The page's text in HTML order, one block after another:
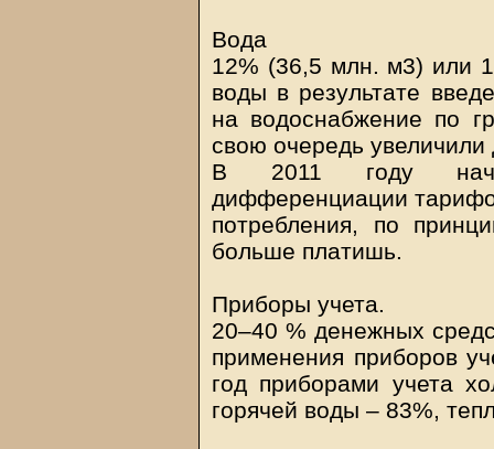
Вода
12% (36,5 млн. м3) или
воды в результате
на водоснабжение по
свою очередь
В 2011 году
дифференциации
потребления, по
больше платишь.
Приборы учета.
20–40 % денежных
применения приборов
год приборами учета
горячей воды – 83%,